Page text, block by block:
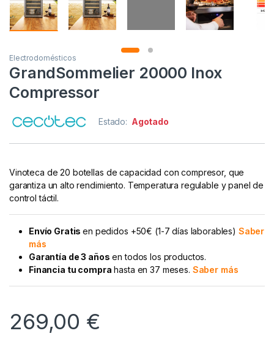
Electrodomésticos
GrandSommelier 20000 Inox
Compressor
Estado: Agotado
Vinoteca de 20 botellas de capacidad con compresor, que
garantiza un alto rendimiento. Temperatura regulable y panel de
control táctil.
Envío Gratisen pedidos +50€ (1-7 días laborables) Saber
más
Garantía de 3 años en todos los productos.
Financia tu compra hasta en 37 meses. Saber más
269,00 €